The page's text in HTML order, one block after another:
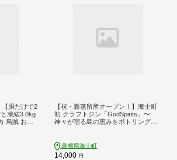
【胴だけで2
凍結3.0kg
烏賊 お刺
【祝・新蒸留所オープン！】海士町
初 クラフトジン「GodSpirits」〜
神々が宿る島の恵みをボトリング〜/
ジントニック 常温 常温保存 国産 海
士町
島根県海士町
14,000 円